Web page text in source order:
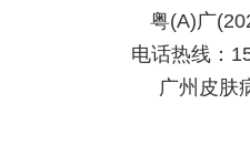
粤(A)广
电话热线：
广州皮肤